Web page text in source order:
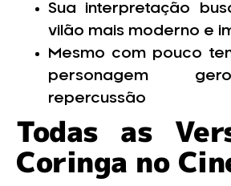
Sua interpretação
vilão mais moderno e
Mesmo com pouco
personagem
repercussão
Todas as
Coringa no